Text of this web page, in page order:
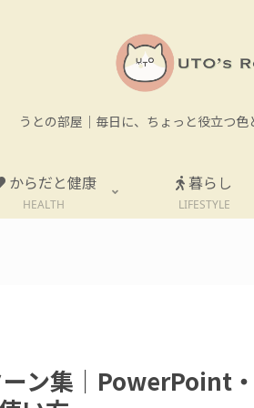
うとの部屋｜毎日に、ちょっと役立つ色
からだと健康
HEALTH
暮らし
LIFESTYLE
ン集｜PowerPoint